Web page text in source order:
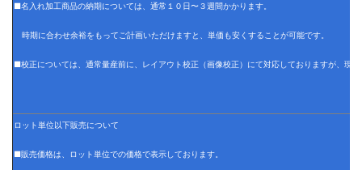
■名入れ加工商品の納期については、通常１０日〜３週間かかります。
時期に合わせ余裕をもってご計画いただけますと、単価も安くすることが可能です。
■校正については、通常量産前に、レイアウト校正（画像校正）にて対応しておりますが、現
ロット単位以下販売について
■販売価格は、ロット単位での価格で表示しております。